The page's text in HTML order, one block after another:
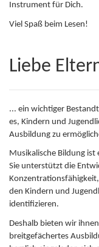
Instrument für Dich.
Viel Spaß beim Lesen!
Liebe
... ein wichtiger
es, Kindern und
Ausbildung zu
Musikalische Bildung ist
Sie unterstützt die
den Kindern und
identifizieren.
Deshalb bieten wir
breitgefächertes